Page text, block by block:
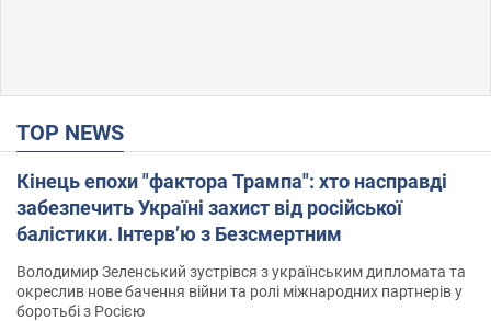
TOP NEWS
Кінець епохи "фактора Трампа": хто насправді
забезпечить Україні захист від російської
балістики. Інтерв’ю з Безсмертним
Володимир Зеленський зустрівся з українським дипломата та
окреслив нове бачення війни та ролі міжнародних партнерів у
боротьбі з Росією